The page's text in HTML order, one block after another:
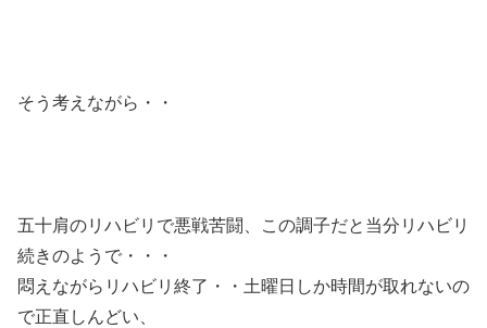
そう考えながら・・
五十肩のリハビリで悪戦苦闘、この調子だと当分リハビリ
続きのようで・・・
悶えながらリハビリ終了・・土曜日しか時間が取れないの
で正直しんどい、